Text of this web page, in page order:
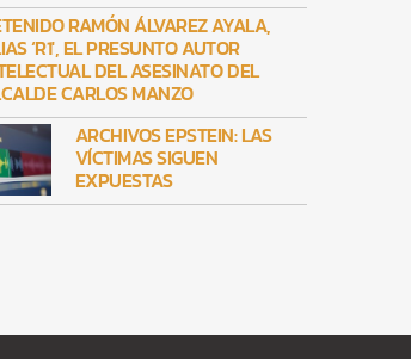
RAMÓN ÁLVAREZ AYALA,
‘R1′, EL PRESUNTO AUTOR
DEL ASESINATO DEL
CARLOS MANZO
ARCHIVOS EPSTEIN: LAS
VÍCTIMAS SIGUEN
EXPUESTAS